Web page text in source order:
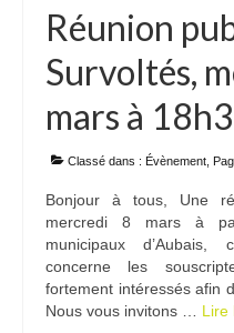
Réunion
Survoltés,
mars à
Classé dans : Évènement
Bonjour à tous, Une
mercredi 8 mars à
municipaux
concerne les
fortement intéressés afin
Nous vous invitons … Lire